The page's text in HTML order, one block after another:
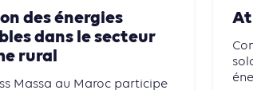
des énergies
dans le secteur
rural
Massa au Maroc participe